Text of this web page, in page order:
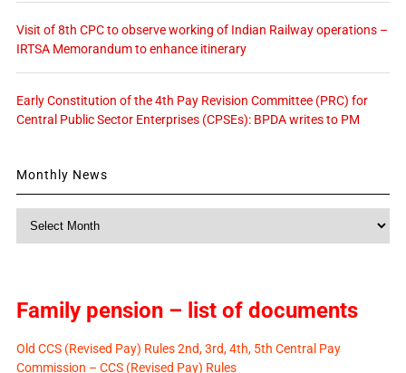
Visit of 8th CPC to observe working of Indian Railway operations –
IRTSA Memorandum to enhance itinerary
Early Constitution of the 4th Pay Revision Committee (PRC) for
Central Public Sector Enterprises (CPSEs): BPDA writes to PM
Monthly News
Family pension – list of documents
Old CCS (Revised Pay) Rules 2nd, 3rd, 4th, 5th Central Pay
Commission – CCS (Revised Pay) Rules